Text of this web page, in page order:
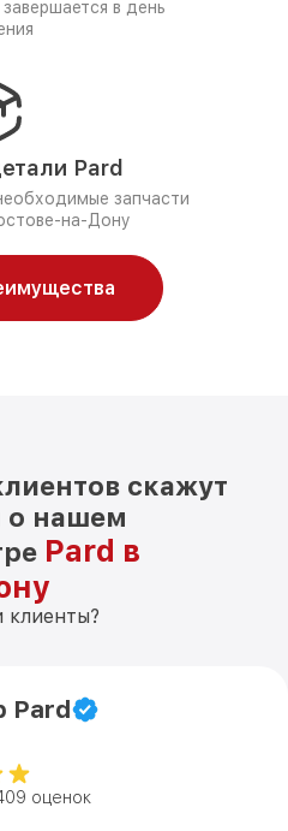
в день
Pard
запчасти
на-Дону
скажут
о нашем
Pard в
Pard
оценок